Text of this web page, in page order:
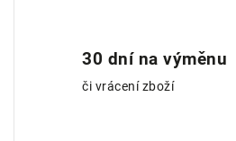
30 dní na výměnu
či vrácení zboží